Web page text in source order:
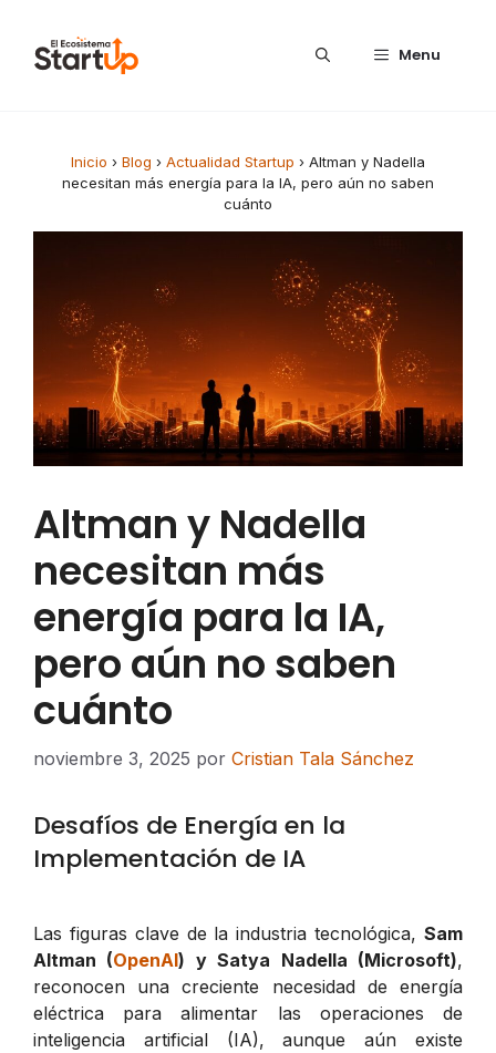
Menu
Inicio › Blog › Actualidad Startup › Altman y Nadella
necesitan más energía para la IA, pero aún no saben
cuánto
Altman y Nadella
necesitan más
energía para la IA,
pero aún no saben
cuánto
noviembre 3, 2025 por Cristian Tala Sánchez
Desafíos de Energía en la
Implementación de IA
Las figuras clave de la industria tecnológica, Sam
Altman (OpenAI) y Satya Nadella (Microsoft),
reconocen una creciente necesidad de energía
eléctrica para alimentar las operaciones de
inteligencia artificial (IA), aunque aún existe